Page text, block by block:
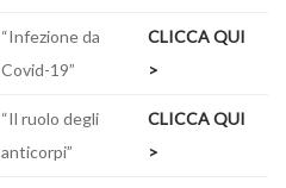
“Infezione da
Covid-19”
CLICCA QUI
>
“Il ruolo degli
anticorpi”
CLICCA QUI
>